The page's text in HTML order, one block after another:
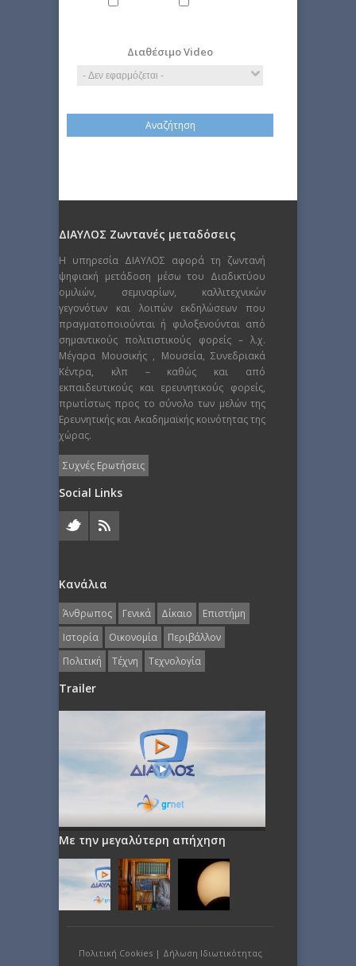
Διαθέσιμο Video
ΔΙΑΥΛΟΣ Ζωντανές μεταδόσεις
Η υπηρεσία ΔΙΑΥΛΟΣ αφορά τη ζωντανή
ψηφιακή μετάδοση μέσω του Διαδικτύου
ομιλιών, σεμιναρίων, καλλιτεχνικών
γεγονότων και λοιπών εκδηλώσεων που
πραγματοποιούνται ή φιλοξενούνται από
σημαντικούς πολιτιστικούς φορείς – λ.χ.
Μέγαρα Μουσικής , Μουσεία, Συνεδριακά
Κέντρα, κλπ – καθώς και από
εκπαιδευτικούς και ερευνητικούς φορείς,
πρωτίστως προς το σύνολο των μελών της
Ερευνητικής και Ακαδημαϊκής κοινότητας της
χώρας.
Συχνές Ερωτήσεις
Social Links
Κανάλια
Άνθρωπος Γενικά Δίκαιο
Επιστήμη
Ιστορία
Οικονομία
Περιβάλλον
Πολιτική
Τέχνη Τεχνολογία
Trailer
Με την μεγαλύτερη απήχηση
Πολιτική Cookies| Δήλωση Ιδιωτικότητας